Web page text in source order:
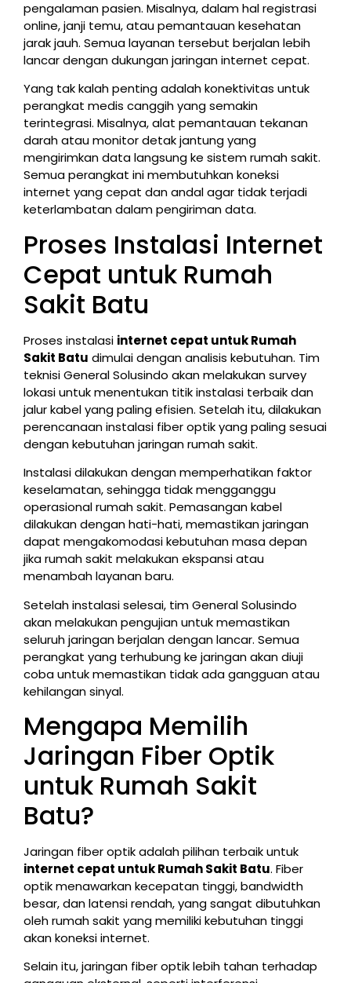
pengalaman pasien. Misalnya, dalam hal registrasi
online, janji temu, atau pemantauan kesehatan
jarak jauh. Semua layanan tersebut berjalan lebih
lancar dengan dukungan jaringan internet cepat.
Yang tak kalah penting adalah konektivitas untuk
perangkat medis canggih yang semakin
terintegrasi. Misalnya, alat pemantauan tekanan
darah atau monitor detak jantung yang
mengirimkan data langsung ke sistem rumah sakit.
Semua perangkat ini membutuhkan koneksi
internet yang cepat dan andal agar tidak terjadi
keterlambatan dalam pengiriman data.
Proses Instalasi Internet
Cepat untuk Rumah
Sakit Batu
Proses instalasi internet cepat untuk Rumah
Sakit Batu dimulai dengan analisis kebutuhan. Tim
teknisi General Solusindo akan melakukan survey
lokasi untuk menentukan titik instalasi terbaik dan
jalur kabel yang paling efisien. Setelah itu, dilakukan
perencanaan instalasi fiber optik yang paling sesuai
dengan kebutuhan jaringan rumah sakit.
Instalasi dilakukan dengan memperhatikan faktor
keselamatan, sehingga tidak mengganggu
operasional rumah sakit. Pemasangan kabel
dilakukan dengan hati-hati, memastikan jaringan
dapat mengakomodasi kebutuhan masa depan
jika rumah sakit melakukan ekspansi atau
menambah layanan baru.
Setelah instalasi selesai, tim General Solusindo
akan melakukan pengujian untuk memastikan
seluruh jaringan berjalan dengan lancar. Semua
perangkat yang terhubung ke jaringan akan diuji
coba untuk memastikan tidak ada gangguan atau
kehilangan sinyal.
Mengapa Memilih
Jaringan Fiber Optik
untuk Rumah Sakit
Batu?
Jaringan fiber optik adalah pilihan terbaik untuk
internet cepat untuk Rumah Sakit Batu. Fiber
optik menawarkan kecepatan tinggi, bandwidth
besar, dan latensi rendah, yang sangat dibutuhkan
oleh rumah sakit yang memiliki kebutuhan tinggi
akan koneksi internet.
Selain itu, jaringan fiber optik lebih tahan terhadap